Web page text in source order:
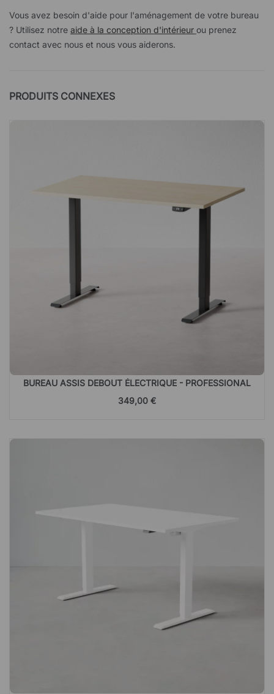
Vous avez besoin d'aide pour l'aménagement de votre bureau
? Utilisez notre aide à la conception d'intérieur ou prenez
contact avec nous et nous vous aiderons.
PRODUITS CONNEXES
BUREAU ASSIS DEBOUT ÉLECTRIQUE - PROFESSIONAL
349,00 €